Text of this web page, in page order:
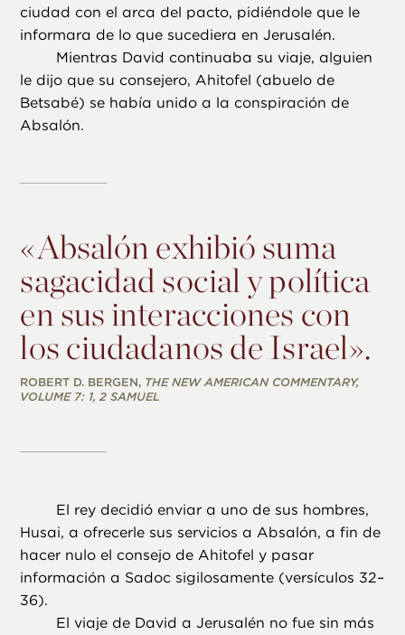
ciudad con el arca del pacto, pidiéndole que le
informara de lo que sucediera en Jerusalén.
Mientras David continuaba su viaje, alguien
le dijo que su consejero, Ahitofel (abuelo de
Betsabé) se había unido a la conspiración de
Absalón.
«Absalón exhibió suma
sagacidad social y política
en sus interacciones con
los ciudadanos de Israel».
ROBERT D. BERGEN, THE NEW AMERICAN COMMENTARY,
VOLUME 7: 1, 2 SAMUEL
El rey decidió enviar a uno de sus hombres,
Husai, a ofrecerle sus servicios a Absalón, a fin de
hacer nulo el consejo de Ahitofel y pasar
información a Sadoc sigilosamente (versículos 32–
36).
El viaje de David a Jerusalén no fue sin más